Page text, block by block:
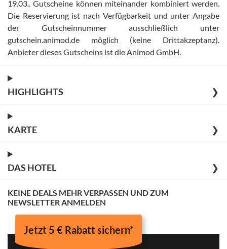
19.03. .Gutscheine können miteinander kombiniert werden
Die Reservierung ist nach Verfügbarkeit und unter Angabe
der Gutscheinnummer ausschließlich unter
gutschein.animod.de möglich (keine Drittakzeptanz)
Anbieter dieses Gutscheins ist die Animod GmbH
HIGHLIGHTS ❯
KARTE ❯
DAS HOTEL ❯
KEINE DEALS MEHR VERPASSEN UND ZUM
NEWSLETTER ANMELDEN
Jetzt 5 € Rabatt sichern*